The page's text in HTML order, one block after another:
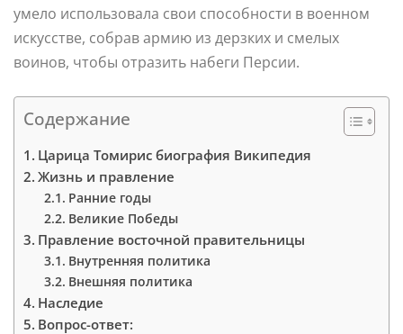
умело использовала свои способности в военном
искусстве, собрав армию из дерзких и смелых
воинов, чтобы отразить набеги Персии.
Содержание
Царица Томирис биография Википедия
Жизнь и правление
Ранние годы
Великие Победы
Правление восточной правительницы
Внутренняя политика
Внешняя политика
Наследие
Вопрос-ответ: